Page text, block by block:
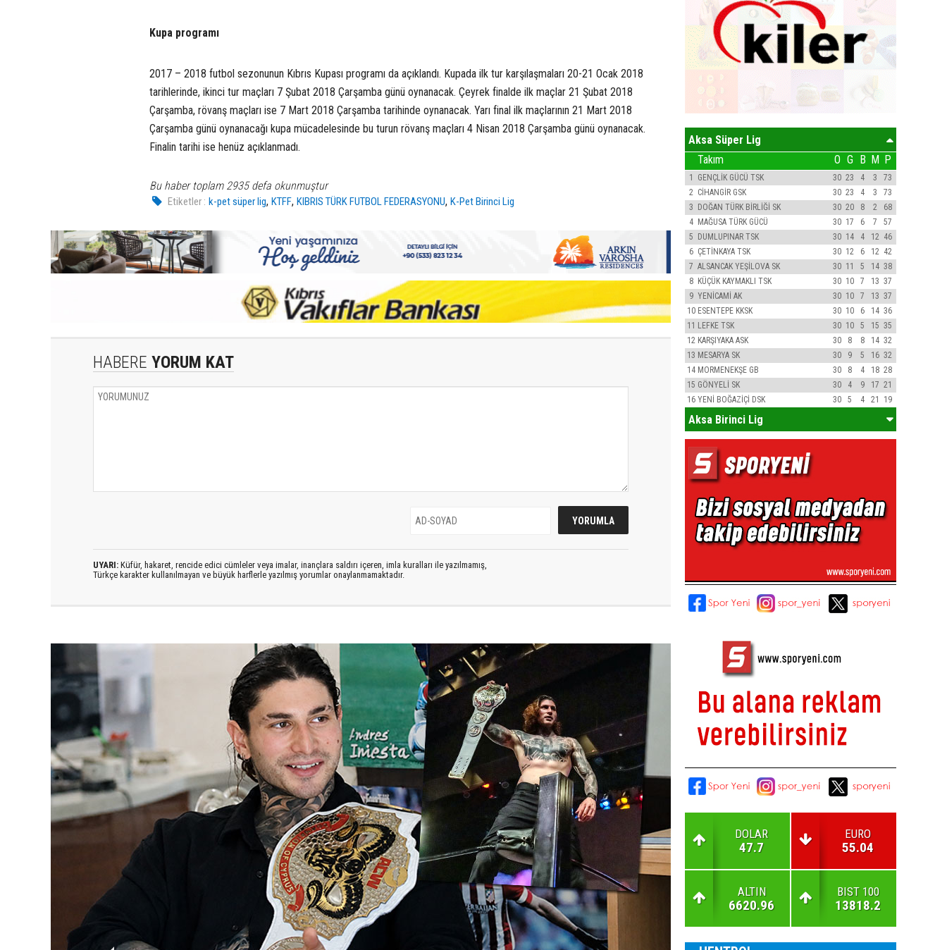
Kupa programı
2017 – 2018 futbol sezonunun Kıbrıs Kupası programı da açıklandı. Kupada ilk tur karşılaşmaları 20-21 Ocak 2018
tarihlerinde, ikinci tur maçları 7 Şubat 2018 Çarşamba günü oynanacak. Çeyrek finalde ilk maçlar 21 Şubat 2018
Çarşamba, rövanş maçları ise 7 Mart 2018 Çarşamba tarihinde oynanacak. Yarı final ilk maçlarının 21 Mart 2018
Çarşamba günü oynanacağı kupa mücadelesinde bu turun rövanş maçları 4 Nisan 2018 Çarşamba günü oynanacak.
Finalin tarihi ise henüz açıklanmadı.
Bu haber toplam 2935 defa okunmuştur
Etiketler : k-pet süper lig,KTFF,KIBRIS TÜRK FUTBOL FEDERASYONU,K-Pet Birinci Lig
HABERE YORUM KAT
UYARI: Küfür, hakaret, rencide edici cümleler veya imalar, inançlara saldırı içeren, imla kuralları ile yazılmamış,
Türkçe karakter kullanılmayan ve büyük harflerle yazılmış yorumlar onaylanmamaktadır.
Aksa Süper Lig
Takım O G B M P
1 GENÇLİK GÜCÜ TSK 30 23 4 3
73
2 CİHANGİR GSK 30 23 4 3
73
3 DOĞAN TÜRK BİRLİĞİ SK 30 20 8 2
68
4 MAĞUSA TÜRK GÜCÜ 30 17 6 7
57
5 DUMLUPINAR TSK 30 14 4 12 46
6 ÇETİNKAYA TSK 30 12 6 12 42
7 ALSANCAK YEŞİLOVA SK 30 11 5 14 38
8 KÜÇÜK KAYMAKLI TSK 30 10 7 13 37
9 YENİCAMİ AK 30 10 7 13 37
10 ESENTEPE KKSK 30 10 6 14 36
11 LEFKE TSK 30 10 5 15 35
12 KARŞIYAKA ASK 30 8 8 14 32
13 MESARYA SK 30 9 5 16 32
14 MORMENEKŞE GB 30 8 4 18 28
15 GÖNYELİ SK 30 4 9 17 21
16 YENİ BOĞAZİÇİ DSK 30 5 4 21 19
Aksa Birinci Lig
DOLAR
47.7
EURO
55.04
ALTIN
6620.96
BIST 100
13818.2